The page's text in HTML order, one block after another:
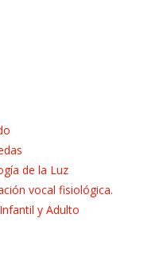
de la Luz
vocal fisiológica.
y Adulto